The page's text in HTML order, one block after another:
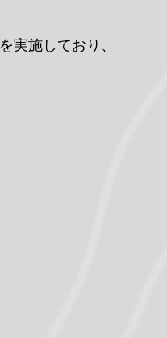
実施しており、